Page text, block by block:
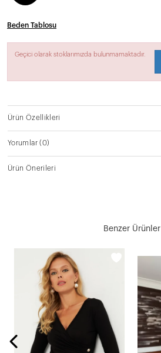
Beden Tablosu
Geçici olarak stoklarımızda bulunmamaktadır.
Ürün Özellikleri
Yorumlar(0)
Ürün Önerileri
Benzer Ürünler